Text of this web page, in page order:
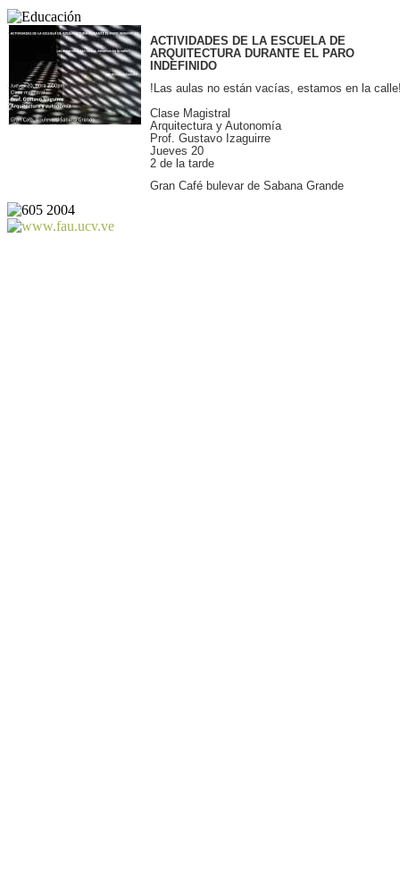
ACTIVIDADES DE LA ESCUELA DE
ARQUITECTURA DURANTE EL PARO
INDEFINIDO
!Las aulas no están vacías, estamos en la
Clase Magistral
Arquitectura y Autonomía
Prof. Gustavo Izaguirre
Jueves 20
2 de la tarde
Gran Café bulevar de Sabana Grande